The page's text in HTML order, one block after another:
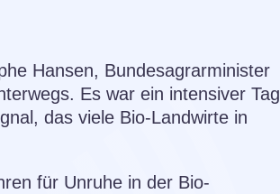
Hansen, Bundesagrarminister
Es war ein intensiver Tag
das viele Bio-Landwirte in
für Unruhe in der Bio-